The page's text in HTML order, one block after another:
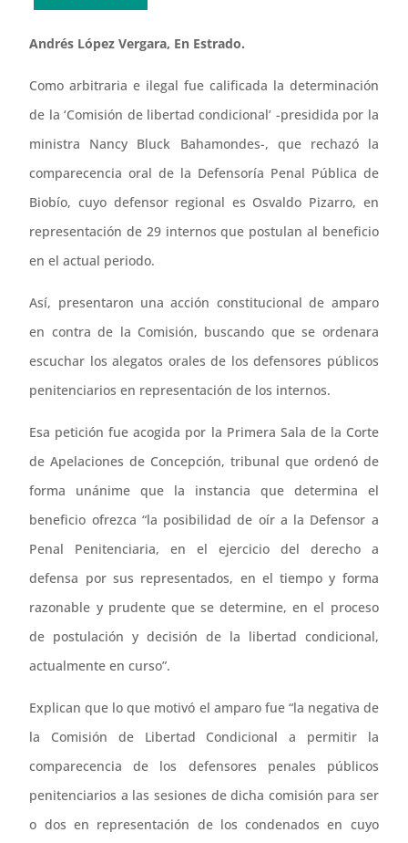
Andrés López Vergara, En Estrado.
Como arbitraria e ilegal fue calificada la determinación
de la ‘Comisión de libertad condicional’ -presidida por la
ministra Nancy Bluck Bahamondes-, que rechazó la
comparecencia oral de la Defensoría Penal Pública de
Biobío, cuyo defensor regional es Osvaldo Pizarro, en
representación de 29 internos que postulan al beneficio
en el actual periodo.
Así, presentaron una acción constitucional de amparo
en contra de la Comisión, buscando que se ordenara
escuchar los alegatos orales de los defensores públicos
penitenciarios en representación de los internos.
Esa petición fue acogida por la Primera Sala de la Corte
de Apelaciones de Concepción, tribunal que ordenó de
forma unánime que la instancia que determina el
beneficio ofrezca “la posibilidad de oír a la Defensor a
Penal Penitenciaria, en el ejercicio del derecho a
defensa por sus representados, en el tiempo y forma
razonable y prudente que se determine, en el proceso
de postulación y decisión de la libertad condicional,
actualmente en curso”.
Explican que lo que motivó el amparo fue “la negativa de
la Comisión de Libertad Condicional a permitir la
comparecencia de los defensores penales públicos
penitenciarios a las sesiones de dicha comisión para ser
o dos en representación de los condenados en cuyo